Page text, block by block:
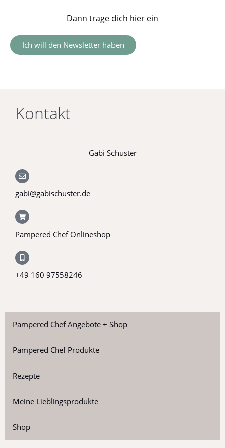
Dann trage dich hier ein
Ich will den Newsletter haben
Kontakt
Gabi Schuster
gabi@gabischuster.de
Pampered Chef Onlineshop
+49 160 97558246
Pampered Chef Angebote + Shop
Pampered Chef Produkte
Rezepte
Meine Lieblingsprodukte
Shop